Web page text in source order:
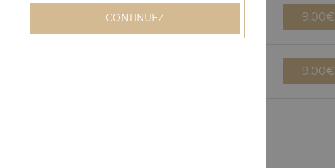
9.00€
9.00€
CONTINUEZ